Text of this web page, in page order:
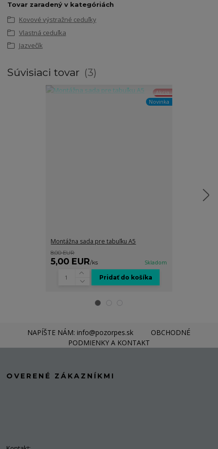
Tovar zaradený v kategóriách
Kovové výstražné ceduľky
Vlastná ceduľka
Jazvečík
Súvisiaci tovar 3
Akcia
Novinka
Montážna sada pre tabuľku A5
8,00 EUR
5,00 EUR/ks Skladom
Pridať do košíka
NAPÍŠTE NÁM: info@pozorpes.sk
OBCHODNÉ
PODMIENKY A KONTAKT
OVERENÉ ZÁKAZNÍKMI